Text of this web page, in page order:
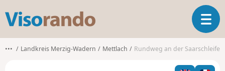
s
o
T
o
g
l
••• Landkreis Merzig-Wadern Mettlach Rundweg an der Saarschleife